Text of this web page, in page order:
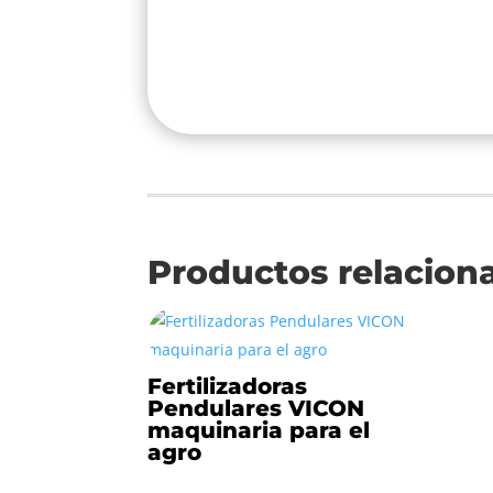
Productos
Fertilizadoras
Pendulares VICON
maquinaria para el
agro